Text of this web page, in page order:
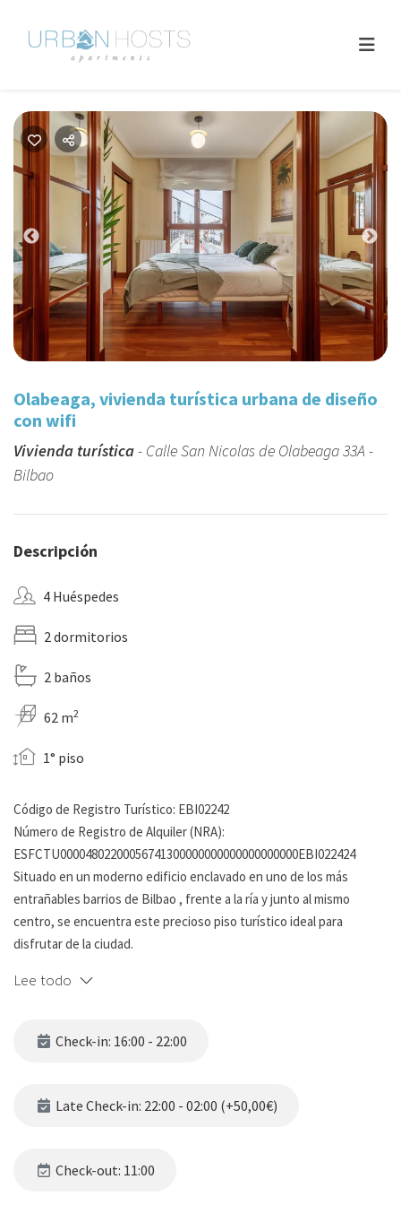
Previous
Olabeaga, vivienda turística urbana de diseño
con wifi
Vivienda turística- Calle San Nicolas de Olabeaga 33A -
Bilbao
Descripción
4 Huéspedes
2 dormitorios
2 baños
62 m2
1° piso
Código de Registro Turístico: EBI02242
Número de Registro de Alquiler (NRA):
ESFCTU00004802200056741300000000000000000000EBI022424
Situado en un moderno edificio enclavado en uno de los más
entrañables barrios de Bilbao , frente a la ría y junto al mismo
centro, se encuentra este precioso piso turístico ideal para
disfrutar de la ciudad.
recibidor, dos habitaciones dobles con amplios armarios
totalmente equipada y un precioso y cómodo salón comedor con
Frente a la misma puerta, un autobús urbano te conecta en 10
vistas a las casas típicas de la ribera ( antiguo astillero y barrio
Lee todo
Check-in: 16:00 - 22:00
Late Check-in: 22:00 - 02:00 (+50,00€)
Check-out: 11:00